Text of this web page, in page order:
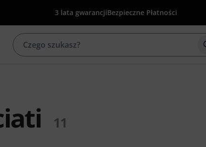
3 lata gwarancjiBezpieczne Płatności
11